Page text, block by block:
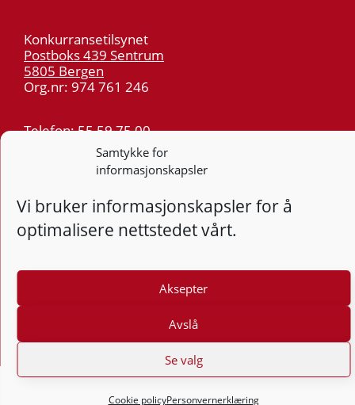
Samtykke for
informasjonskapsler
Vi bruker informasjonskapsler for å
optimalisere nettstedet vårt.
Aksepter
Avslå
Se valg
Cookie policyPersonvernerklæring
Konkurransetilsynet
Postboks 439 Sentrum
5805 Bergen
Org.nr: 974 761 246
Telefon:55 59 75 00
post@kt.no
Nyhetsvarsel >>
Personvern